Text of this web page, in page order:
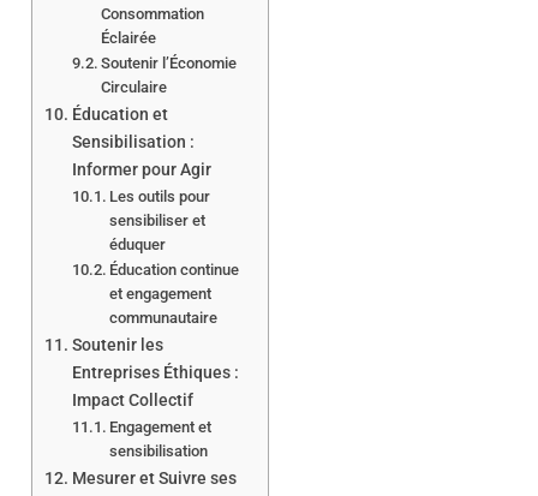
Consommation
Éclairée
Soutenir l’Économie
Circulaire
Éducation et
Sensibilisation :
Informer pour Agir
Les outils pour
sensibiliser et
éduquer
Éducation continue
et engagement
communautaire
Soutenir les
Entreprises Éthiques :
Impact Collectif
Engagement et
sensibilisation
Mesurer et Suivre ses